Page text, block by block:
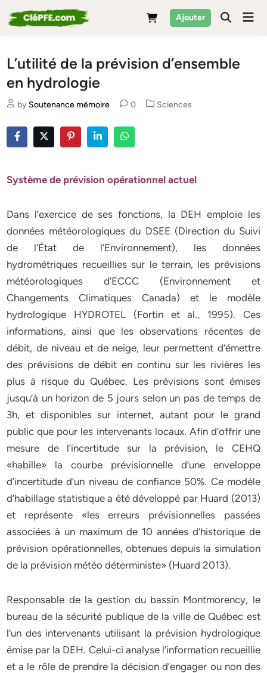
to
Ajouter
L’utilité de la prévision d’ensemble
en hydrologie
by Soutenance mémoire 0
Posted
Sciences
Système de prévision opérationnel actuel
Dans l’exercice de ses fonctions, la DEH emploie les
données météorologiques du DSEE (Direction du Suivi
de l’État de l’Environnement), les données
hydrométriques recueillies sur le terrain, les prévisions
météorologiques d’ECCC (Environnement et
Changements Climatiques Canada) et le modèle
hydrologique HYDROTEL (Fortin et al., 1995). Ces
informations, ainsi que les observations récentes de
débit, de niveau et de neige, leur permettent d’émettre
des prévisions de débit en continu sur les rivières les
plus à risque du Québec. Les prévisions sont émises
jusqu’à un horizon de 5 jours selon un pas de temps de
3h, et disponibles sur internet, autant pour le grand
public que pour les intervenants locaux. Afin d’offrir une
mesure de l’incertitude sur la prévision, le CEHQ
«habille» la courbe prévisionnelle d’une enveloppe
d’incertitude d’un niveau de confiance 50%. Ce modèle
d’habillage statistique a été développé par Huard (2013)
et représente «les erreurs prévisionnelles passées
associées à un maximum de 10 années d’historique de
prévision opérationnelles, obtenues depuis la simulation
de la prévision météo déterministe» (Huard 2013).
Responsable de la gestion du bassin Montmorency, le
bureau de la sécurité publique de la ville de Québec est
l’un des intervenants utilisant la prévision hydrologique
émise par la DEH. Celui-ci analyse l’information recueillie
et a le rôle de prendre la décision d’engager ou non des